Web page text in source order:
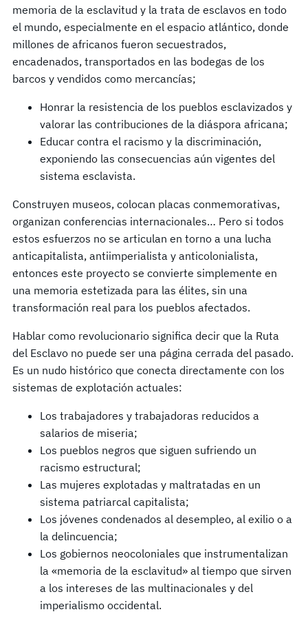
memoria de la esclavitud y la trata de esclavos en todo
el mundo, especialmente en el espacio atlántico, donde
millones de africanos fueron secuestrados,
encadenados, transportados en las bodegas de los
barcos y vendidos como mercancías;
Honrar la resistencia de los pueblos esclavizados y
valorar las contribuciones de la diáspora africana;
Educar contra el racismo y la discriminación,
exponiendo las consecuencias aún vigentes del
sistema esclavista.
Construyen museos, colocan placas conmemorativas,
organizan conferencias internacionales… Pero si todos
estos esfuerzos no se articulan en torno a una lucha
anticapitalista, antiimperialista y anticolonialista,
entonces este proyecto se convierte simplemente en
una memoria estetizada para las élites, sin una
transformación real para los pueblos afectados.
Hablar como revolucionario significa decir que la Ruta
del Esclavo no puede ser una página cerrada del pasado.
Es un nudo histórico que conecta directamente con los
sistemas de explotación actuales:
Los trabajadores y trabajadoras reducidos a
salarios de miseria;
Los pueblos negros que siguen sufriendo un
racismo estructural;
Las mujeres explotadas y maltratadas en un
sistema patriarcal capitalista;
Los jóvenes condenados al desempleo, al exilio o a
la delincuencia;
Los gobiernos neocoloniales que instrumentalizan
la «memoria de la esclavitud» al tiempo que sirven
a los intereses de las multinacionales y del
imperialismo occidental.